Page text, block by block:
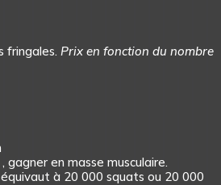
fringales.Prix en fonction du nombre
en masse musculaire.
à 20 000 squats ou 20 000